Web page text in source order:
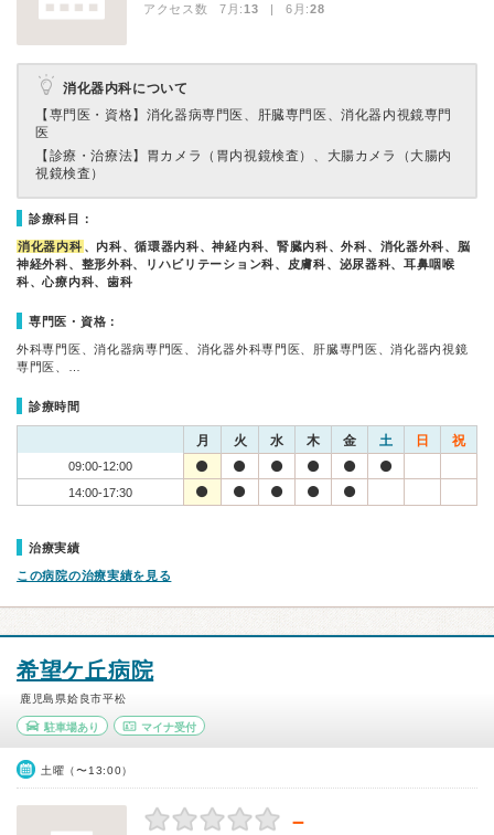
アクセス数 7月:13 | 6月:28
消化器内科について
【専門医・資格】 消化器病専門医、肝臓専門医、消化器内視鏡専門
医
【診療・治療法】 胃カメラ（胃内視鏡検査）、大腸カメラ（大腸内
視鏡検査）
診療科目：
消化器内科 、内科、循環器内科、神経内科、腎臓内科、外科、消化器外科、脳
神経外科、整形外科、リハビリテーション科、皮膚科、泌尿器科、耳鼻咽喉
科、心療内科、歯科
専門医・資格：
外科専門医、消化器病専門医、消化器外科専門医、肝臓専門医、消化器内視鏡
専門医、…
診療時間
月 火 水 木 金 土 日 祝
09:00-12:00
14:00-17:30
治療実績
この病院の治療実績を見る
希望ケ丘病院
鹿児島県姶良市平松
駐車場あり マイナ受付
土曜（〜13:00）
－